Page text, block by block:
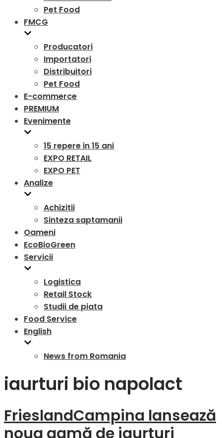
Pet Food
FMCG
Producatori
Importatori
Distribuitori
Pet Food
E-commerce
PREMIUM
Evenimente
15 repere in 15 ani
EXPO RETAIL
EXPO PET
Analize
Achizitii
Sinteza saptamanii
Oameni
EcoBioGreen
Servicii
Logistica
Retail Stock
Studii de piata
Food Service
English
News from Romania
iaurturi bio napolact
FrieslandCampina lansează
noua gamă de iaurturi